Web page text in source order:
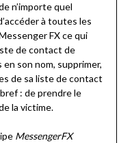
n’importe quel
à toutes les
FX ce qui
de contact de
son nom, supprimer,
de sa liste de contact
: de prendre le
la victime.
MessengerFX